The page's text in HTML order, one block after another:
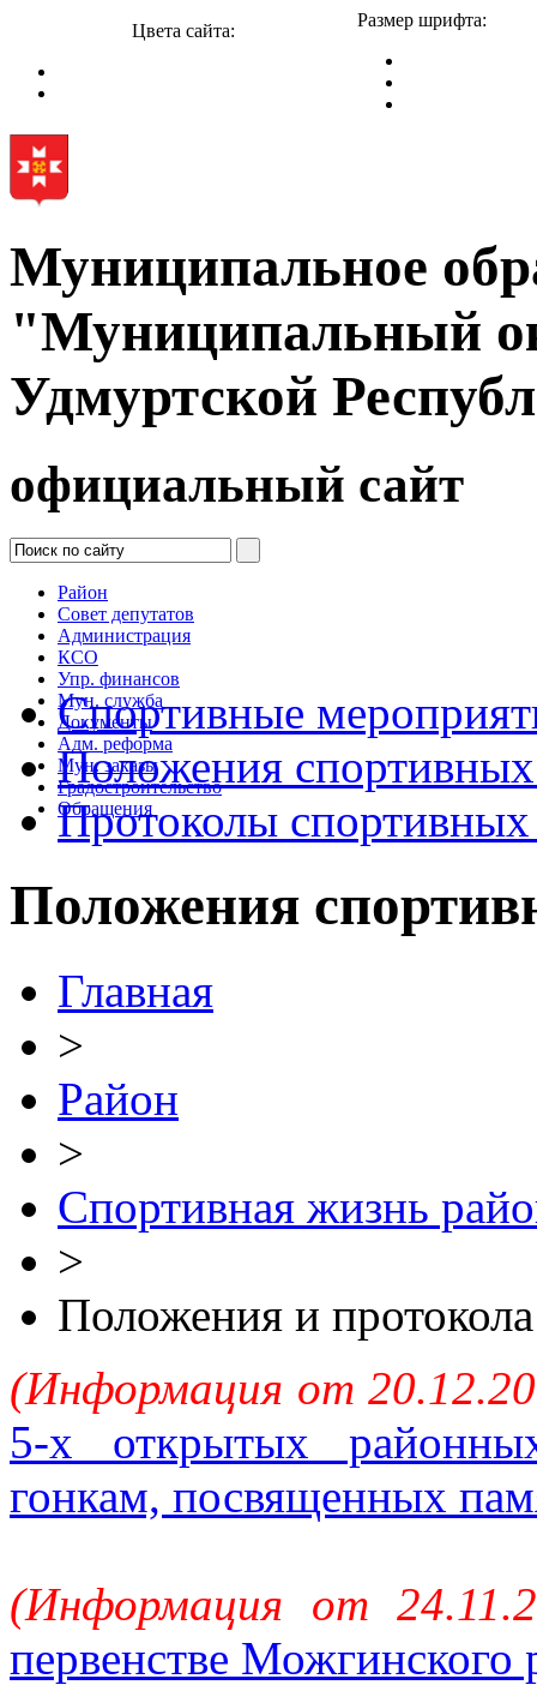
Цвета сайта:
Размер шрифта:
Муниципальное
"Муниципальный
Удмуртской
официальный сайт
Район
Совет депутатов
Администрация
КСО
Упр. финансов
Мун. служба
Документы
Адм. реформа
Мун. заказы
Градостроительство
Обращения
Спортивные
Положения
Протоколы
Положения
Главная
>
Район
>
Спортивная жизнь
>
Положения и протокола
(Информация от
5-х открытых
гонкам, посвященных
(Информация от
первенстве